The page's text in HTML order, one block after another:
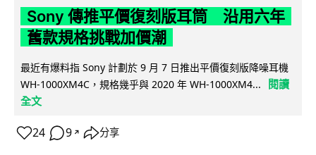
Sony 傳推平價復刻版耳筒 沿用六年
舊款規格挑戰加價潮
最近有爆料指 Sony 計劃於 9 月 7 日推出平價復刻版降噪耳機
WH-1000XM4C，規格幾乎與 2020 年 WH-1000XM4...
閱讀
全文
24 9 ↗ 分享